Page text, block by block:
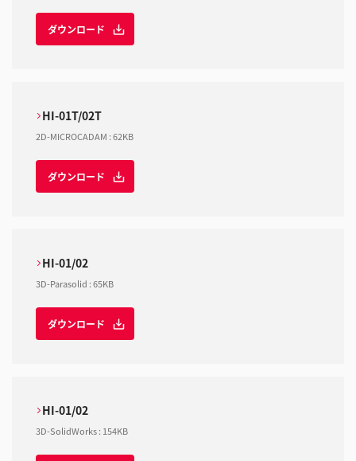
ダウンロード
HI-01T/02T
2D-MICROCADAM :62KB
ダウンロード
HI-01/02
3D-Parasolid :65KB
ダウンロード
HI-01/02
3D-SolidWorks: 154KB